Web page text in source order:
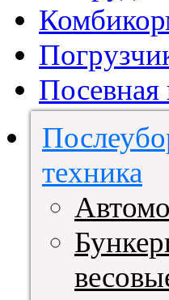
Посевная
техника